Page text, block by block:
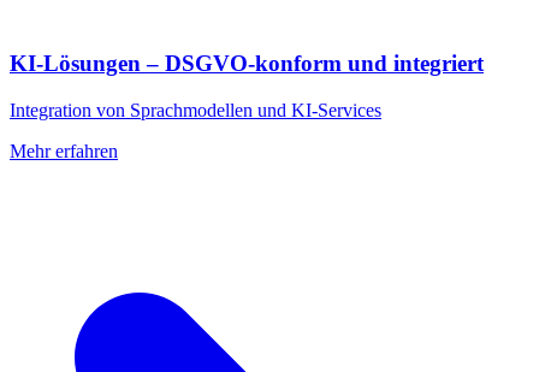
KI-Lösungen – DSGVO-konform und integriert
Integration von Sprachmodellen und KI-Services
Mehr erfahren